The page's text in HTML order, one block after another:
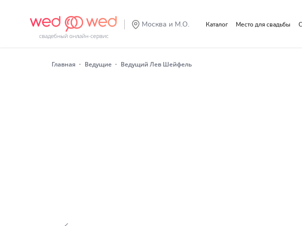
Москва и М.О. Каталог Место для свадьбы
Главная Ведущие Ведущий Лев Шейфель